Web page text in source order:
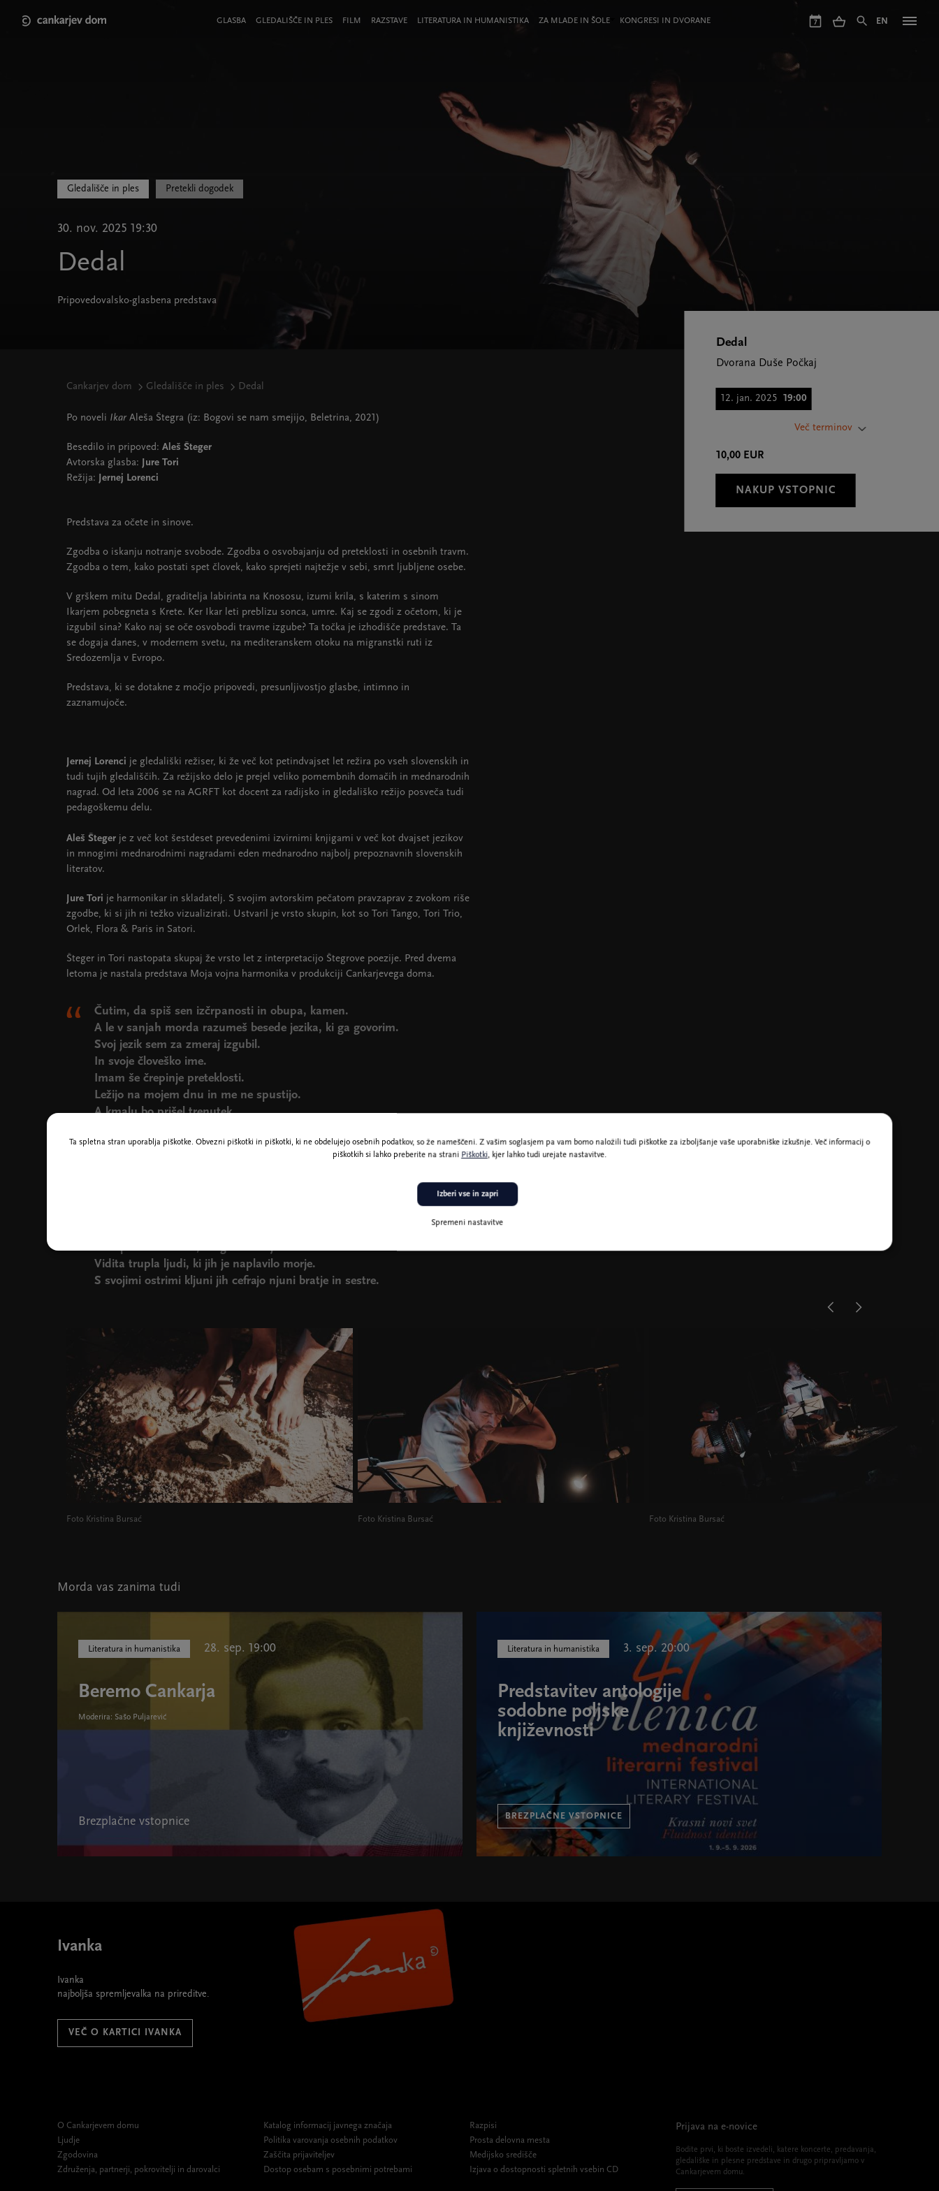
main
MeniGLASBA GLEDALIŠČE IN PLES FILM RAZSTAVE LITERATURA IN HUMANISTIKA ZA MLADE IN ŠOLE KONGRESI IN DVORANE 7 EN
Gledališče in ples Pretekli dogodek
30. nov. 2025 19:30
Dedal
Pripovedovalsko-glasbena predstava
Cankarjev dom Gledališče in ples Dedal
Po noveli IkarAleša Štegra (iz: Bogovi se nam smejijo, Beletrina, 2021)
Besedilo in pripoved: Aleš Šteger
Avtorska glasba:
Jure Tori
Režija:
Jernej Lorenci
Predstava za očete in sinove.
Zgodba o iskanju notranje svobode. Zgodba o osvobajanju od preteklosti in osebnih travm.
Zgodba o tem, kako postati spet človek, kako sprejeti najtežje v sebi, smrt ljubljene osebe.
V grškem mitu Dedal, graditelja labirinta na Knososu, izumi krila, s katerim s sinom
Ikarjem pobegneta s Krete. Ker Ikar leti preblizu sonca, umre. Kaj se zgodi z očetom, ki je
izgubil sina? Kako naj se oče osvobodi travme izgube? Ta točka je izhodišče predstave. Ta
se dogaja danes, v modernem svetu, na mediteranskem otoku na migranstki ruti iz
Sredozemlja v Evropo.
Predstava, ki se dotakne z močjo pripovedi, presunljivostjo glasbe, intimno in
zaznamujoče.
Jernej Lorenci je gledališki režiser, ki že več kot petindvajset let režira po vseh slovenskih in
tudi tujih gledališčih. Za režijsko delo je prejel veliko pomembnih domačih in mednarodnih
nagrad. Od leta 2006 se na AGRFT kot docent za radijsko in gledališko režijo posveča tudi
pedagoškemu delu.
Aleš Šteger je z več kot šestdeset prevedenimi izvirnimi knjigami v več kot dvajset jezikov
in mnogimi mednarodnimi nagradami eden mednarodno najbolj prepoznavnih slovenskih
literatov.
Jure Tori je harmonikar in skladatelj. S svojim avtorskim pečatom pravzaprav z zvokom riše
zgodbe, ki si jih ni težko vizualizirati. Ustvaril je vrsto skupin, kot so Tori Tango, Tori Trio,
Orlek, Flora & Paris in Satori.
Šteger in Tori nastopata skupaj že vrsto let z interpretacijo Štegrove poezije. Pred dvema
letoma je nastala predstava Moja vojna harmonika v produkciji Cankarjevega doma.
Čutim, da spiš sen izčrpanosti in obupa, kamen.
A le v sanjah morda razumeš besede jezika, ki ga govorim.
Svoj jezik sem za zmeraj izgubil.
In svoje človeško ime.
Imam še črepinje preteklosti.
Ležijo na mojem dnu in me ne spustijo.
A kmalu bo prišel trenutek,
in pustil vse za sabo.
nakupovalne centre, mogočne daljnovode.
Vidita trupla ljudi, ki jih je naplavilo morje.
S svojimi ostrimi kljuni jih cefrajo njuni bratje in sestre.
Dedal
Dvorana Duše Počkaj
12. jan. 2025 19:00
19:00
15. jan. 2025
30. nov. 2025 19:30
Več terminov
10,00 EUR
NAKUP VSTOPNIC
Foto Kristina Bursać Foto Kristina Bursać Foto Kristina Bursać
Morda vas zanima tudi
Literatura in humanistika 28. sep. 19:00
Beremo Cankarja
Moderira: Sašo Puljarević
Brezplačne vstopnice
Literatura in humanistika 3. sep. 20:00
Predstavitev antologije
sodobne poljske
književnosti
BREZPLAČNE VSTOPNICE
Ivanka
Ivanka
najboljša spremljevalka na prireditve.
VEČ O KARTICI IVANKA
O Cankarjevem domu
Ljudje
Zgodovina
Združenja, partnerji, pokrovitelji in darovalci
Katalog informacij javnega značaja
Politika varovanja osebnih podatkov
Zaščita prijaviteljev
Dostop osebam s posebnimi potrebami
Razpisi
Prosta delovna mesta
Medijsko središče
Izjava o dostopnosti spletnih vsebin CD
Prijava na e-novice
Bodite prvi, ki boste izvedeli, katere koncerte, predavanja,
gledališke in plesne predstave in drugo pripravljamo v
Cankarjevem domu.
Ta spletna stran uporablja piškotke. Obvezni piškotki in piškotki, ki ne obdelujejo osebnih podatkov, so že nameščeni. Z vašim soglasjem pa vam bomo naložili tudi piškotke za izboljšanje vaše uporabniške izkušnje. Več informacij o
piškotkih si lahko preberite na strani Piškotki, kjer lahko tudi urejate nastavitve.
Spremeni nastavitve
Izberi vse in zapri